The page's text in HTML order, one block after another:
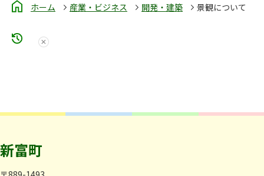
ホーム 産業・ビジネス 開発・建築 景観について
新富町